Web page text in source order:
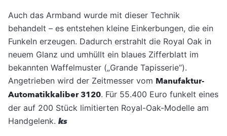
Auch das Armband wurde mit dieser Technik
behandelt – es entstehen kleine Einkerbungen, die ein
Funkeln erzeugen. Dadurch erstrahlt die Royal Oak in
neuem Glanz und umhüllt ein blaues Zifferblatt im
bekannten Waffelmuster („Grande Tapisserie“).
Angetrieben wird der Zeitmesser vom Manufaktur-
Automatikkaliber 3120. Für 55.400 Euro funkelt eines
der auf 200 Stück limitierten Royal-Oak-Modelle am
Handgelenk. ks